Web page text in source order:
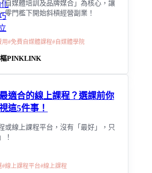
自媒體培訓及品牌媒合」為核心，讓
零門檻下開始斜槓經營副業！
用#免費自媒體課程#自媒體學院
PINKLINK
適合的線上課程？選課前你
這5件事！
或線上課程平台，沒有「最好」，只
！
#線上課程平台#線上課程